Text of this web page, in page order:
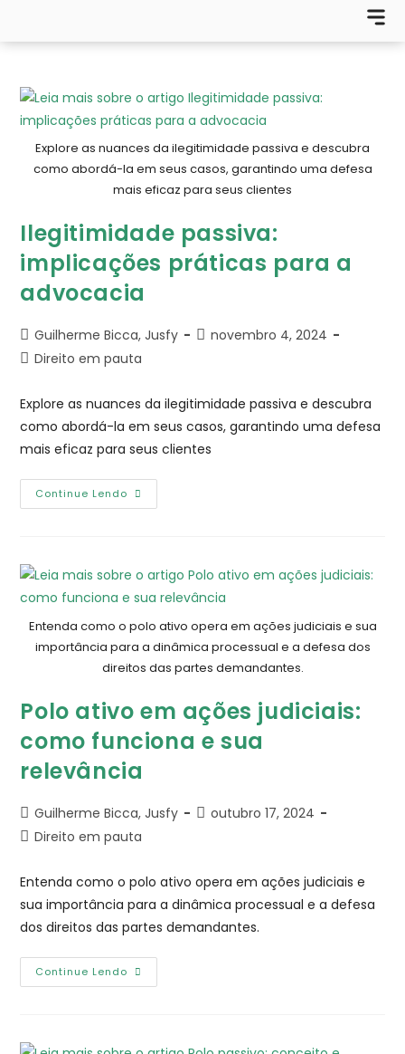
Explore as nuances da ilegitimidade passiva e descubra
como abordá-la em seus casos, garantindo uma defesa
mais eficaz para seus clientes
Ilegitimidade passiva:
implicações práticas para a
advocacia
Guilherme Bicca, Jusfy
novembro 4, 2024
Direito em pauta
Explore as nuances da ilegitimidade passiva e descubra
como abordá-la em seus casos, garantindo uma defesa
mais eficaz para seus clientes
Continue Lendo
Entenda como o polo ativo opera em ações judiciais e sua
importância para a dinâmica processual e a defesa dos
direitos das partes demandantes.
Polo ativo em ações judiciais:
como funciona e sua
relevância
Guilherme Bicca, Jusfy
outubro 17, 2024
Direito em pauta
Entenda como o polo ativo opera em ações judiciais e
sua importância para a dinâmica processual e a defesa
dos direitos das partes demandantes.
Continue Lendo